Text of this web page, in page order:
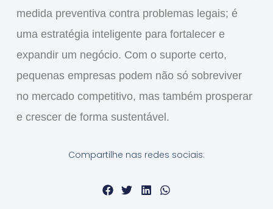
medida preventiva contra problemas legais; é
uma estratégia inteligente para fortalecer e
expandir um negócio. Com o suporte certo,
pequenas empresas podem não só sobreviver
no mercado competitivo, mas também prosperar
e crescer de forma sustentável.
Compartilhe nas redes sociais: